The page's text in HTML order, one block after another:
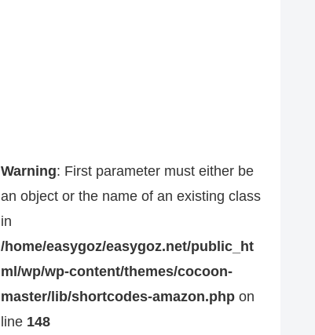
Warning: First parameter must either be
an object or the name of an existing class
in
/home/easygoz/easygoz.net/public_ht
ml/wp/wp-content/themes/cocoon-
master/lib/shortcodes-amazon.php on
line 148